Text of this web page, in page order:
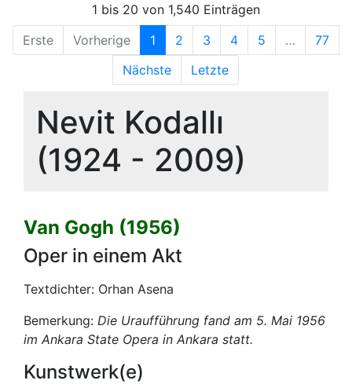
1 bis 20 von 1,540 Einträgen
Erste
Vorherige 1 2 3 4 5 …
77
Nächste
Letzte
Nevit Kodallı
(1924 - 2009)
Van Gogh (1956)
Oper in einem Akt
Textdichter: Orhan Asena
Bemerkung: Die Uraufführung fand am 5. Mai 1956
im Ankara State Opera in Ankara statt.
Kunstwerk(e)